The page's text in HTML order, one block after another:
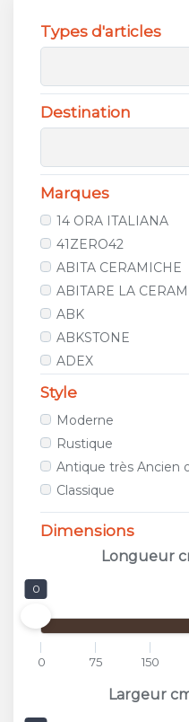
Types d'articles
Destination
Marques
14 ORA ITALIANA
41ZERO42
ABITA CERAMICHE
ABITARE LA
ABK
ABKSTONE
ADEX
AGROB BUCHTAL
ALFALUX
ANTICA CERAMICA
APARICI
APAVISA
AREA CERAMICHE
AREZIA
ARGENTA
ARIOSTEA
Style
Moderne
Rustique
Antique très Ancien
Classique
Dimensions
Longueur
0
0 75 150
Largeur